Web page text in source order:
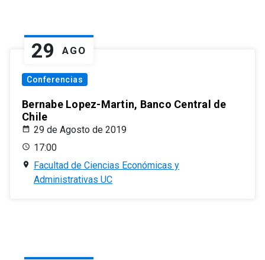
29 AGO
Conferencias
Bernabe Lopez-Martin, Banco Central de
Chile
29 de Agosto de 2019
17:00
Facultad de Ciencias Económicas y
Administrativas UC